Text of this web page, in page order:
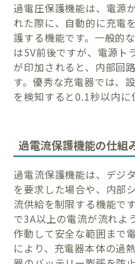
過電圧保護機能は、電源
れた際に、自動的に充電
護する機能です。一般的
は5V前後ですが、電源ト
が印加されると、内部回
す。優秀な充電器では、
を検知すると0.1秒以内に
過電流保護機能の仕組
過電流保護機能は、デジ
を要求した場合や、内部
流供給を制限する機能で
で3A以上の電流が流れよ
作動して安全な範囲まで
により、充電器本体の過